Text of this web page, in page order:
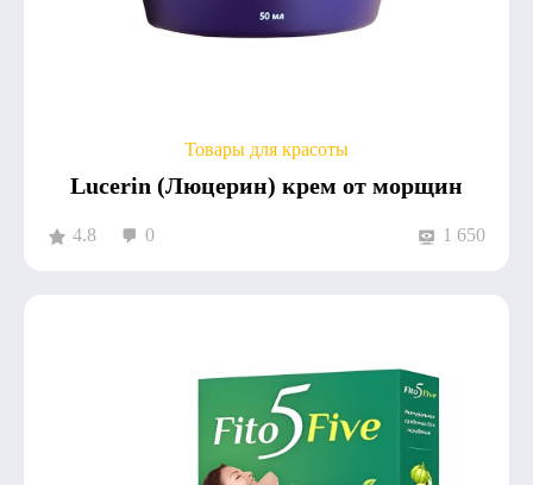
Товары для красоты
Lucerin (Люцерин) крем от морщин
4.8 0 1 650